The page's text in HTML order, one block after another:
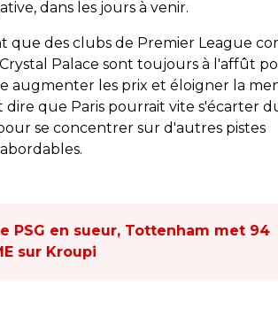
dans les jours à venir.
que des clubs de Premier League
Palace sont toujours à l'affût
augmenter les prix et éloigner la
dire que Paris pourrait vite s'écarter
se concentrer sur d'autres pistes
PSG en sueur, Tottenham met 94
sur Kroupi